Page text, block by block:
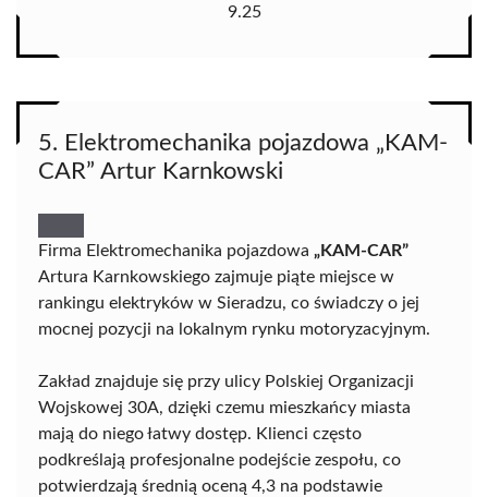
9.25
5. Elektromechanika pojazdowa „KAM-
CAR” Artur Karnkowski
Firma Elektromechanika pojazdowa „KAM-CAR”
Artura Karnkowskiego zajmuje piąte miejsce w
rankingu elektryków w Sieradzu, co świadczy o jej
mocnej pozycji na lokalnym rynku motoryzacyjnym.
Zakład znajduje się przy ulicy Polskiej Organizacji
Wojskowej 30A, dzięki czemu mieszkańcy miasta
mają do niego łatwy dostęp. Klienci często
podkreślają profesjonalne podejście zespołu, co
potwierdzają średnią oceną 4,3 na podstawie